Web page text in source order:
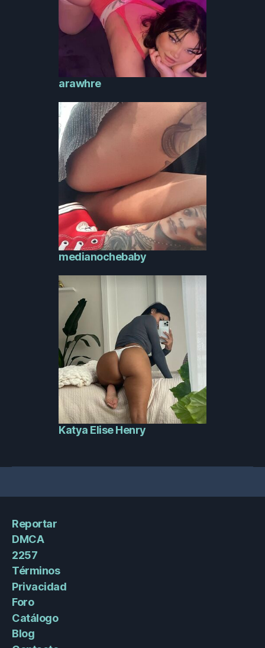
arawhre
medianochebaby
Katya Elise Henry
Reportar
DMCA
2257
Términos
Privacidad
Foro
Catálogo
Blog